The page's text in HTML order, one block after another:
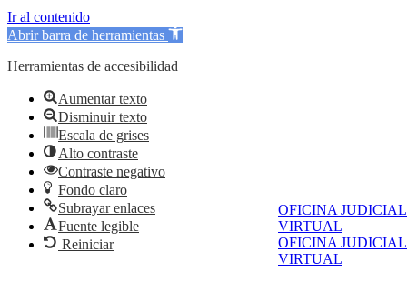
OFICINA JUDICIAL
VIRTUAL
OFICINA JUDICIAL
VIRTUAL
Ir al contenido
Abrir barra de herramientas
Herramientas de accesibilidad
Aumentar texto
Disminuir texto
Escala de grises
Alto contraste
Contraste negativo
Fondo claro
Subrayar enlaces
Fuente legible
Reiniciar